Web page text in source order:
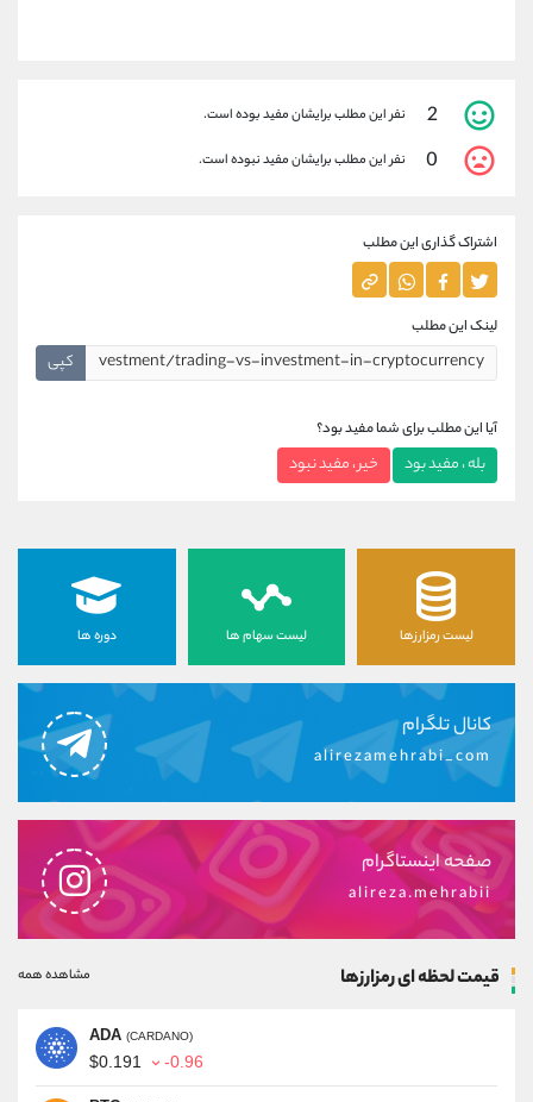
2 نفر این مطلب برایشان مفید بوده است.
0 نفر این مطلب برایشان مفید نبوده است.
اشتراک گذاری این مطلب
لینک این مطلب
کپی
آیا این مطلب برای شما مفید بود؟
بله ، مفید بود خیر ، مفید نبود
لیست رمزارزها لیست سهام ها دوره ها
کانال تلگرام
alirezamehrabi_com
صفحه اینستاگرام
alireza.mehrabii
قیمت لحظه ای رمزارزها مشاهده همه
ADA (CARDANO)
$0.191 -0.96